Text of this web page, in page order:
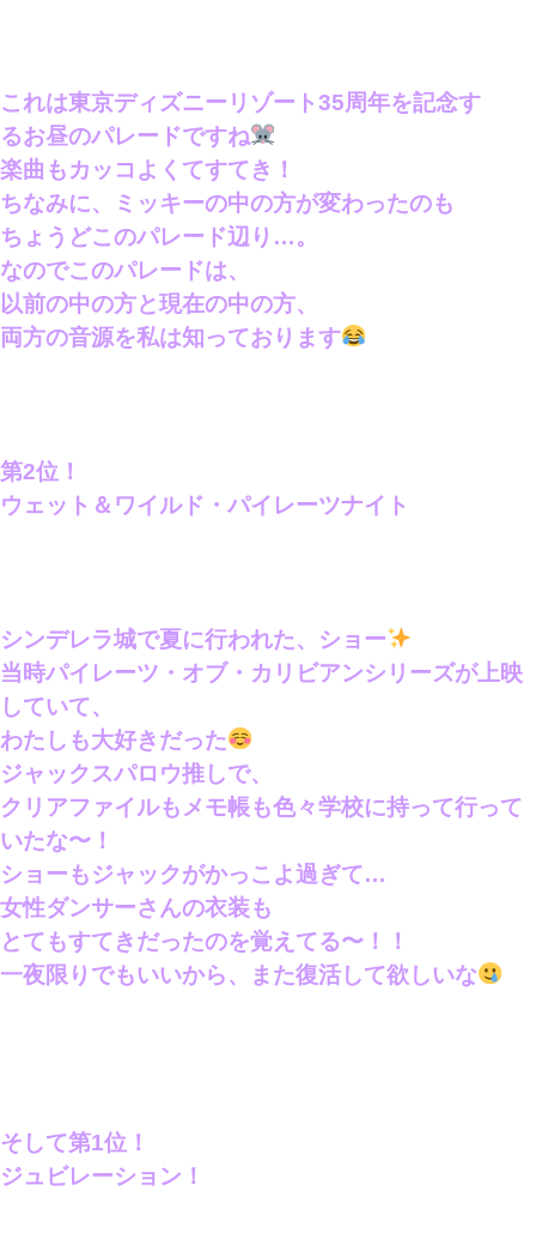
これは東京ディズニーリゾート35周年を記念す
るお昼のパレードですね
楽曲もカッコよくてすてき！
ちなみに、ミッキーの中の方が変わったのも
ちょうどこのパレード辺り…。
なのでこのパレードは、
以前の中の方と現在の中の方、
両方の音源を私は知っております
第2位！
ウェット＆ワイルド・パイレーツナイト
シンデレラ城で夏に行われた、ショー
当時パイレーツ・オブ・カリビアンシリーズが上映
していて、
わたしも大好きだった
ジャックスパロウ推しで、
クリアファイルもメモ帳も色々学校に持って行って
いたな〜！
ショーもジャックがかっこよ過ぎて…
女性ダンサーさんの衣装も
とてもすてきだったのを覚えてる〜！！
一夜限りでもいいから、また復活して欲しいな
そして第1位！
ジュビレーション！